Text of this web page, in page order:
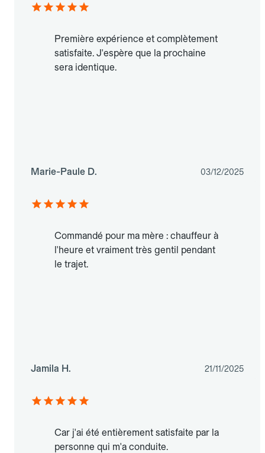
Première expérience et complètement
satisfaite. J'espère que la prochaine
sera identique.
Marie-Paule D. 03/12/2025
Commandé pour ma mère : chauffeur à
l'heure et vraiment très gentil pendant
le trajet.
Jamila H. 21/11/2025
Car j'ai été entièrement satisfaite par la
personne qui m'a conduite.